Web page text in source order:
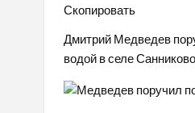
Скопировать
Дмитрий Медведев
водой в селе